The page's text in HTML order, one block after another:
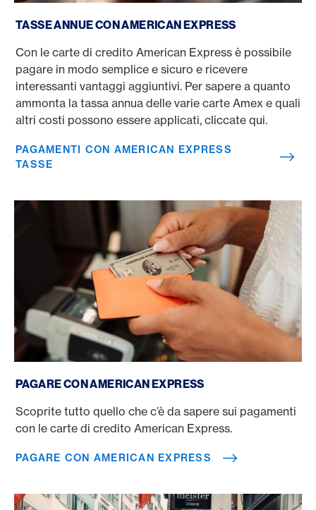
TASSE ANNUE CON AMERICAN EXPRESS
Con le carte di credito American Express è possibile
pagare in modo semplice e sicuro e ricevere
interessanti vantaggi aggiuntivi. Per sapere a quanto
ammonta la tassa annua delle varie carte Amex e quali
altri costi possono essere applicati, cliccate qui.
PAGAMENTI CON AMERICAN EXPRESS
TASSE
PAGARE CON AMERICAN EXPRESS
Scoprite tutto quello che c’è da sapere sui pagamenti
con le carte di credito American Express.
PAGARE CON AMERICAN EXPRESS